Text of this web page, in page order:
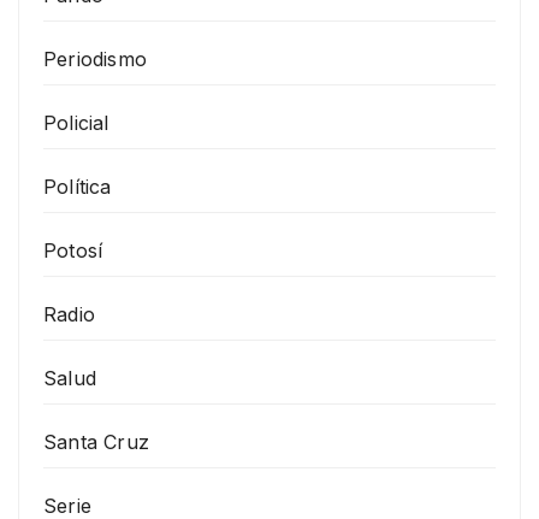
Periodismo
Policial
Política
Potosí
Radio
Salud
Santa Cruz
Serie